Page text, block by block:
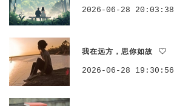
2026-06-28 20:03:38
我在远方，思你如故
2026-06-28 19:30:56